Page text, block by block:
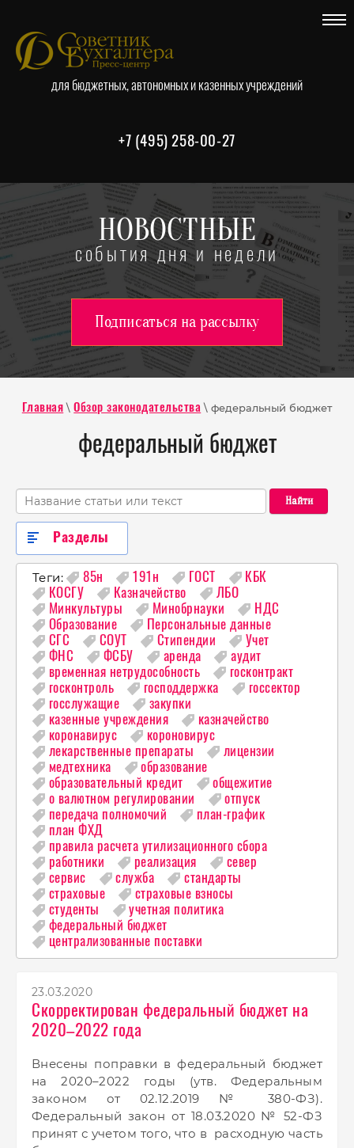
для бюджетных, автономных и казенных учреждений
+7 (495) 258-00-27
НОВОСТНЫЕ
события дня и недели
Подписаться на рассылку
Главная \Обзор законодательства \ федеральный бюджет
федеральный бюджет
Найти
Разделы
Теги: 85н 191н ГОСТ
КБК
КОСГУ
Казначейство
ЛБО
Минкультуры
Минобрнауки
НДС
Образование
Персональные данные
СГС
СОУТ Стипендии
Учет
ФНС
ФСБУ аренда
аудит
временная нетрудособность
госконтракт
госконтроль
господдержка
госсектор
госслужащие
закупки
казенные учреждения
казначейство
коронавирус
короновирус
лекарственные препараты
лицензии
медтехника
образование
образовательный кредит
общежитие
о валютном регулировании
отпуск
передача полномочий
план-график
план ФХД
правила расчета утилизационного сбора
работники
реализация
север
сервис
служба
стандарты
страховые
страховые взносы
студенты
учетная политика
федеральный бюджет
централизованные поставки
23.03.2020
Скорректирован федеральный бюджет на
2020–2022 года
Внесены поправки в федеральный бюджет
на 2020–2022 годы (утв. Федеральным
законом от 02.12.2019 № 380-ФЗ).
Федеральный закон от 18.03.2020 № 52-ФЗ
принят с учетом того, что в расходную часть